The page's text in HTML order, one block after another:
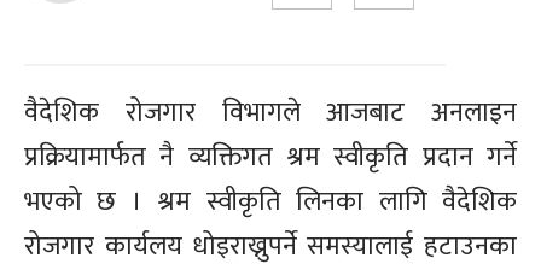
वैदेशिक रोजगार विभागले आजबाट अनलाइन
प्रक्रियामार्फत नै व्यक्तिगत श्रम स्वीकृति प्रदान गर्ने
भएको छ । श्रम स्वीकृति लिनका लागि वैदेशिक
रोजगार कार्यलय धोइराख्नुपर्ने समस्यालाई हटाउनका